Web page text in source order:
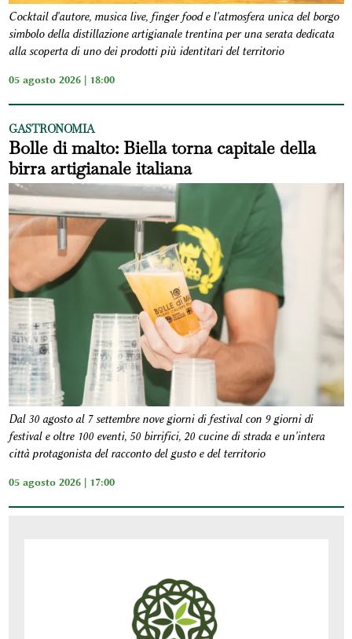
Cocktail d'autore, musica live, finger food e l'atmosfera unica del borgo
simbolo della distillazione artigianale trentina per una serata dedicata
alla scoperta di uno dei prodotti più identitari del territorio
05 agosto 2026 | 18:00
GASTRONOMIA
Bolle di malto: Biella torna capitale della
birra artigianale italiana
Dal 30 agosto al 7 settembre nove giorni di festival con 9 giorni di
festival e oltre 100 eventi, 50 birrifici, 20 cucine di strada e un'intera
città protagonista del racconto del gusto e del territorio
05 agosto 2026 | 17:00